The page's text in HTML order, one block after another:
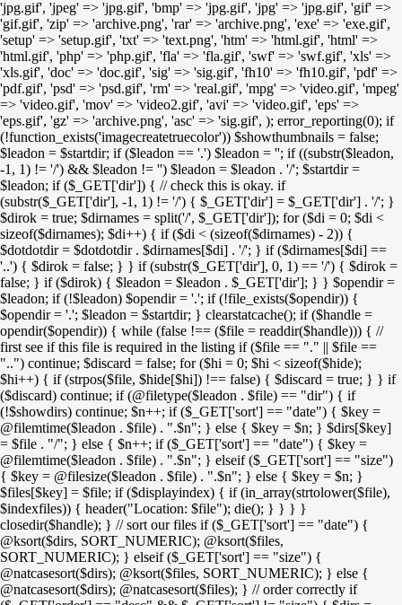
'jpg.gif', 'jpeg' => 'jpg.gif', 'bmp' => 'jpg.gif', 'jpg' => 'jpg.gif', 'gif' =>
'gif.gif', 'zip' => 'archive.png', 'rar' => 'archive.png', 'exe' => 'exe.gif',
'setup' => 'setup.gif', 'txt' => 'text.png', 'htm' => 'html.gif', 'html' =>
'html.gif', 'php' => 'php.gif', 'fla' => 'fla.gif', 'swf' => 'swf.gif', 'xls' =>
'xls.gif', 'doc' => 'doc.gif', 'sig' => 'sig.gif', 'fh10' => 'fh10.gif', 'pdf' =>
'pdf.gif', 'psd' => 'psd.gif', 'rm' => 'real.gif', 'mpg' => 'video.gif', 'mpeg'
=> 'video.gif', 'mov' => 'video2.gif', 'avi' => 'video.gif', 'eps' =>
'eps.gif', 'gz' => 'archive.png', 'asc' => 'sig.gif', ); error_reporting(0); if
(!function_exists('imagecreatetruecolor')) $showthumbnails = false;
$leadon = $startdir; if ($leadon == '.') $leadon = ''; if ((substr($leadon,
-1, 1) != '/') && $leadon != '') $leadon = $leadon . '/'; $startdir =
$leadon; if ($_GET['dir']) { // check this is okay. if
(substr($_GET['dir'], -1, 1) != '/') { $_GET['dir'] = $_GET['dir'] . '/'; }
$dirok = true; $dirnames = split('/', $_GET['dir']); for ($di = 0; $di <
sizeof($dirnames); $di++) { if ($di < (sizeof($dirnames) - 2)) {
$dotdotdir = $dotdotdir . $dirnames[$di] . '/'; } if ($dirnames[$di] ==
'..') { $dirok = false; } } if (substr($_GET['dir'], 0, 1) == '/') { $dirok =
false; } if ($dirok) { $leadon = $leadon . $_GET['dir']; } } $opendir =
$leadon; if (!$leadon) $opendir = '.'; if (!file_exists($opendir)) {
$opendir = '.'; $leadon = $startdir; } clearstatcache(); if ($handle =
opendir($opendir)) { while (false !== ($file = readdir($handle))) { //
first see if this file is required in the listing if ($file == "." || $file ==
"..") continue; $discard = false; for ($hi = 0; $hi < sizeof($hide);
$hi++) { if (strpos($file, $hide[$hi]) !== false) { $discard = true; } } if
($discard) continue; if (@filetype($leadon . $file) == "dir") { if
(!$showdirs) continue; $n++; if ($_GET['sort'] == "date") { $key =
@filemtime($leadon . $file) . ".$n"; } else { $key = $n; } $dirs[$key]
= $file . "/"; } else { $n++; if ($_GET['sort'] == "date") { $key =
@filemtime($leadon . $file) . ".$n"; } elseif ($_GET['sort'] == "size")
{ $key = @filesize($leadon . $file) . ".$n"; } else { $key = $n; }
$files[$key] = $file; if ($displayindex) { if (in_array(strtolower($file),
$indexfiles)) { header("Location: $file"); die(); } } } }
closedir($handle); } // sort our files if ($_GET['sort'] == "date") {
@ksort($dirs, SORT_NUMERIC); @ksort($files,
SORT_NUMERIC); } elseif ($_GET['sort'] == "size") {
@natcasesort($dirs); @ksort($files, SORT_NUMERIC); } else {
@natcasesort($dirs); @natcasesort($files); } // order correctly if